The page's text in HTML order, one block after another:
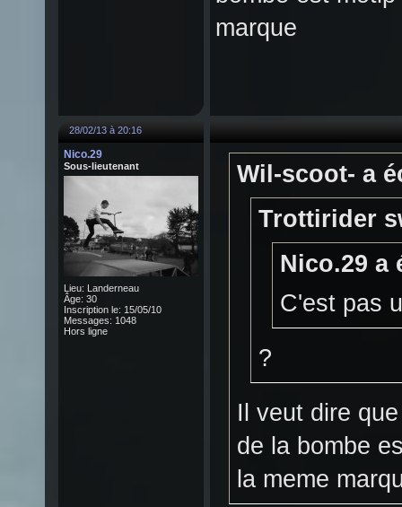
marque
28/02/13 à 20:16
Nico.29
Sous-lieutenant
Lieu: Landerneau
Âge: 30
Inscription le: 15/05/10
Messages: 1048
Hors ligne
Wil-scoot- a
Trottirider
Nico.29 a
C'est pas
?
Il veut dire
de la bombe
la meme